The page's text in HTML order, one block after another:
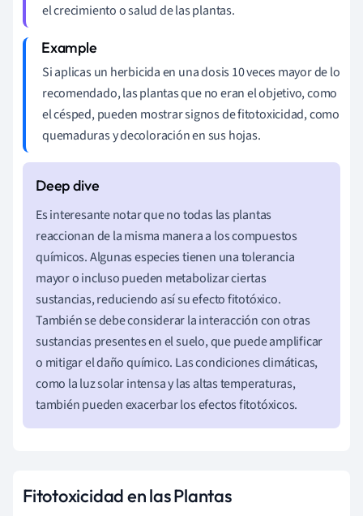
el crecimiento o salud de las plantas.
Si aplicas un herbicida en una dosis 10 veces mayor de lo
recomendado, las plantas que no eran el objetivo, como
el césped, pueden mostrar signos de fitotoxicidad, como
quemaduras y decoloración en sus hojas.
Es interesante notar que no todas las plantas
reaccionan de la misma manera a los compuestos
químicos. Algunas especies tienen una tolerancia
mayor o incluso pueden metabolizar ciertas
sustancias, reduciendo así su efecto fitotóxico.
También se debe considerar la interacción con otras
sustancias presentes en el suelo, que puede amplificar
o mitigar el daño químico. Las condiciones climáticas,
como la luz solar intensa y las altas temperaturas,
también pueden exacerbar los efectos fitotóxicos.
Fitotoxicidad en las Plantas